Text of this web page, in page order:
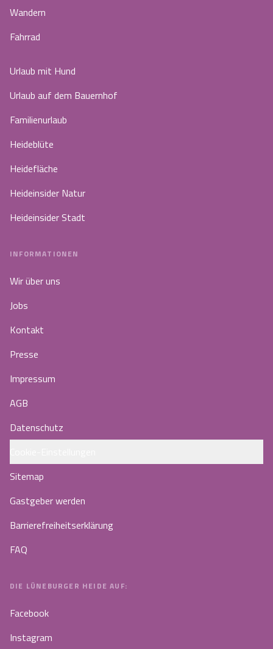
Wandern
Fahrrad
Urlaub mit Hund
Urlaub auf dem Bauernhof
Familienurlaub
Heideblüte
Heidefläche
Heideinsider Natur
Heideinsider Stadt
INFORMATIONEN
Wir über uns
Jobs
Kontakt
Presse
Impressum
AGB
Datenschutz
Sitemap
Gastgeber werden
Barrierefreiheitserklärung
FAQ
DIE LÜNEBURGER HEIDE AUF:
Facebook
Instagram